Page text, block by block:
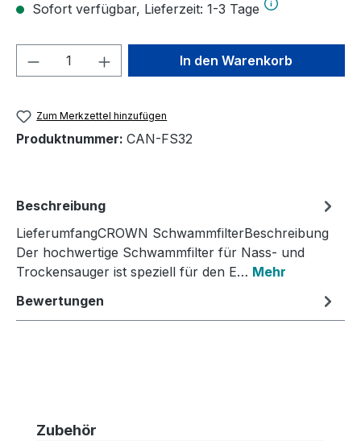
Sofort verfügbar, Lieferzeit: 1-3 Tage
Produkt Anzahl: Gib denIn den Warenkorb
Zum Merkzettel hinzufügen
Produktnummer: CAN-FS32
Beschreibung
LieferumfangCROWN SchwammfilterBeschreibung
Der hochwertige Schwammfilter für Nass- und
Trockensauger ist speziell für den E… Mehr
Bewertungen
Produktgalerie überspringen
Zubehör